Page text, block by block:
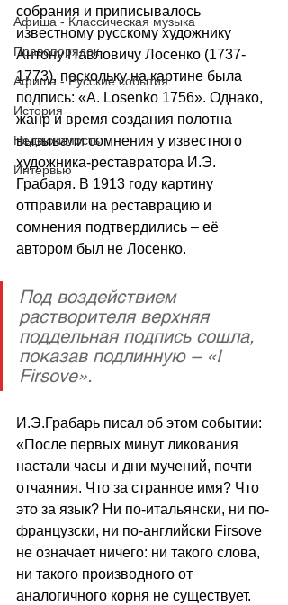
Афиша - Классическая музыка
Правопорядок
Афиша - Русские события
История
Недвижимость
Интервью
собрания и приписывалось
известному русскому художнику
Антону Павловичу Лосенко (1737-
1773), поскольку на картине была
подпись: «A. Losenko 1756». Однако,
жанр и время создания полотна
вызывали сомнения у известного
художника-реставратора И.Э.
Грабаря. В 1913 году картину
отправили на реставрацию и
сомнения подтвердились – её
автором был не Лосенко.
Под воздействием
растворителя верхняя
поддельная подпись сошла,
показав подлинную – «I
Firsove».
И.Э.Грабарь писал об этом событии:
«После первых минут ликования
настали часы и дни мучений, почти
отчаяния. Что за странное имя? Что
это за язык? Ни по-итальянски, ни по-
французски, ни по-английски Firsove
не означает ничего: ни такого слова,
ни такого производного от
аналогичного корня не существует.